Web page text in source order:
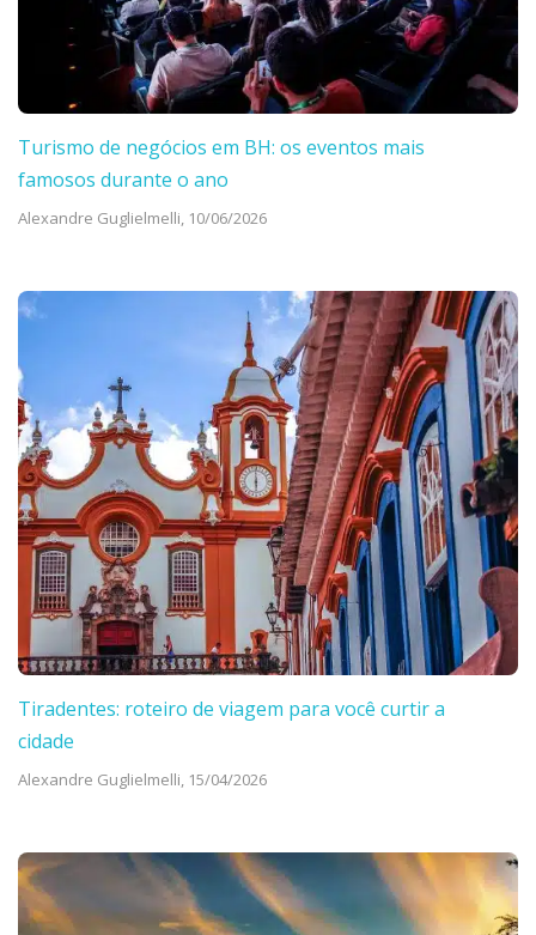
Turismo de negócios em BH: os eventos mais
famosos durante o ano
Alexandre Guglielmelli, 10/06/2026
Tiradentes: roteiro de viagem para você curtir a
cidade
Alexandre Guglielmelli, 15/04/2026